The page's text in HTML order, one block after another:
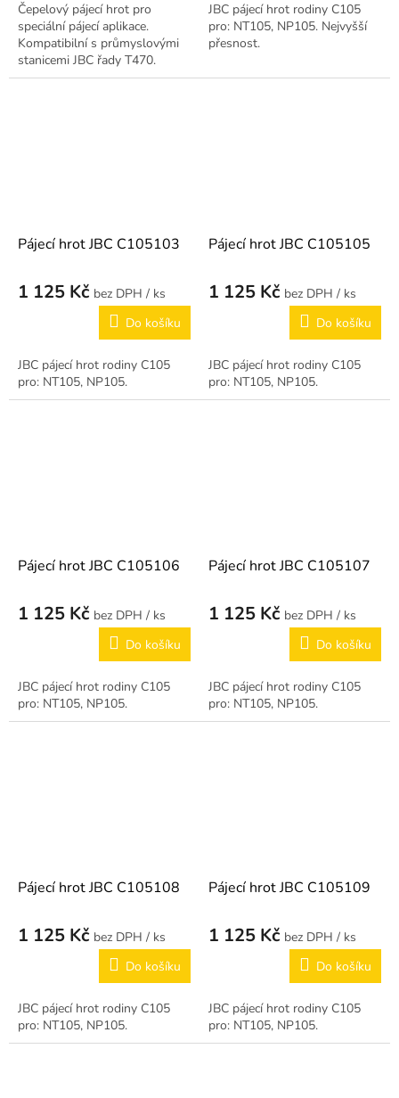
Čepelový pájecí hrot pro
speciální pájecí aplikace.
Kompatibilní s průmyslovými
stanicemi JBC řady T470.
JBC pájecí hrot rodiny C105
pro: NT105, NP105. Nejvyšší
přesnost.
Pájecí hrot JBC C105103
1 125 Kč
/ ks
Do košíku
JBC pájecí hrot rodiny C105
pro: NT105, NP105.
Pájecí hrot JBC C105105
1 125 Kč
/ ks
Do košíku
JBC pájecí hrot rodiny C105
pro: NT105, NP105.
Pájecí hrot JBC C105106
1 125 Kč
/ ks
Do košíku
JBC pájecí hrot rodiny C105
pro: NT105, NP105.
Pájecí hrot JBC C105107
1 125 Kč
/ ks
Do košíku
JBC pájecí hrot rodiny C105
pro: NT105, NP105.
Pájecí hrot JBC C105108
1 125 Kč
/ ks
Do košíku
JBC pájecí hrot rodiny C105
pro: NT105, NP105.
Pájecí hrot JBC C105109
1 125 Kč
/ ks
Do košíku
JBC pájecí hrot rodiny C105
pro: NT105, NP105.